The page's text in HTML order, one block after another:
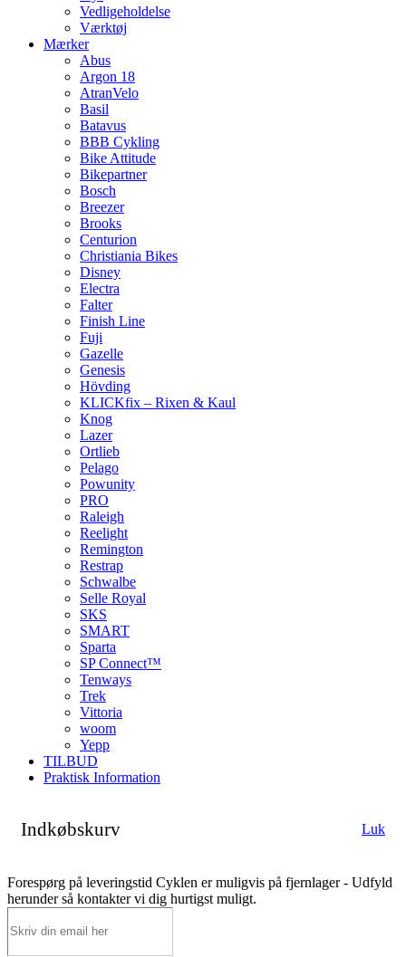
Vedligeholdelse
Værktøj
Mærker
Abus
Argon 18
AtranVelo
Basil
Batavus
BBB Cykling
Bike Attitude
Bikepartner
Bosch
Breezer
Brooks
Centurion
Christiania Bikes
Disney
Electra
Falter
Finish Line
Fuji
Gazelle
Genesis
Hövding
KLICKfix – Rixen & Kaul
Knog
Lazer
Ortlieb
Pelago
Powunity
PRO
Raleigh
Reelight
Remington
Restrap
Schwalbe
Selle Royal
SKS
SMART
Sparta
SP Connect™
Tenways
Trek
Vittoria
woom
Yepp
TILBUD
Praktisk Information
Indkøbskurv Luk
Forespørg på leveringstid Cyklen er muligvis på fjernlager - Udfyld
herunder så kontakter vi dig hurtigst muligt.